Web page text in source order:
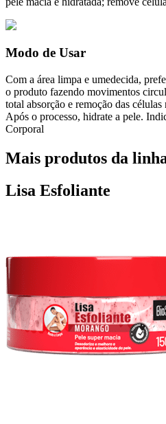
Modo de Usar
Com a área limpa e umedecida,
o produto fazendo movimentos
total absorção e remoção das
Após o processo, hidrate a pele.
Corporal
Mais produtos da
Lisa Esfoliante